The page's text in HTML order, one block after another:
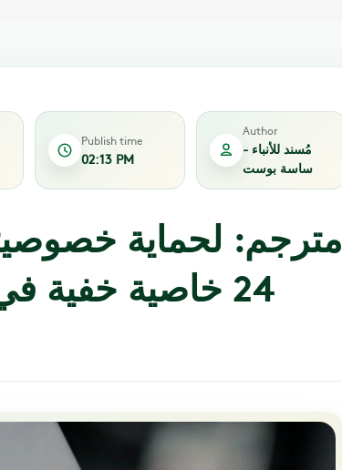
Publish time
02:13 PM
Author
مُسند للأنباء -
ساسة بوست
مترجم: لحماية
24 خاصية خفية